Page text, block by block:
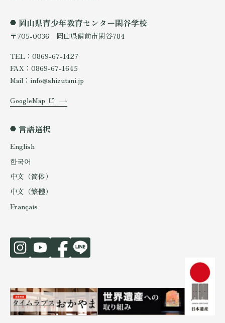
岡山県青少年教育センター閑谷学校
〒705-0036 岡山県備前市閑谷784
TEL：0869-67-1427
FAX：0869-67-1645
Mail：info@shizutani.jp
GoogleMap
言語選択
English
한국어
中文（简体）
中文（繁體）
Français